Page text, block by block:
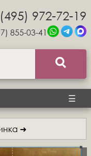
972-72-19
855-03-41
☰
➜